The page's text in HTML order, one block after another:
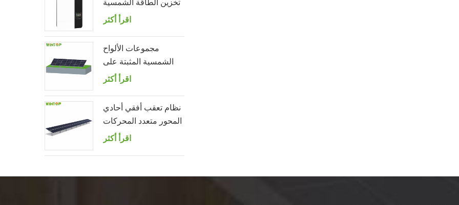
تخزين الطاقة الشمسية
خارج الشبكة
اقرأ أكثر
مجموعات الألواح
الشمسية المثبتة على
الأرض
اقرأ أكثر
نظام تعقب أفقي أحادي
المحور متعدد المحركات
اقرأ أكثر